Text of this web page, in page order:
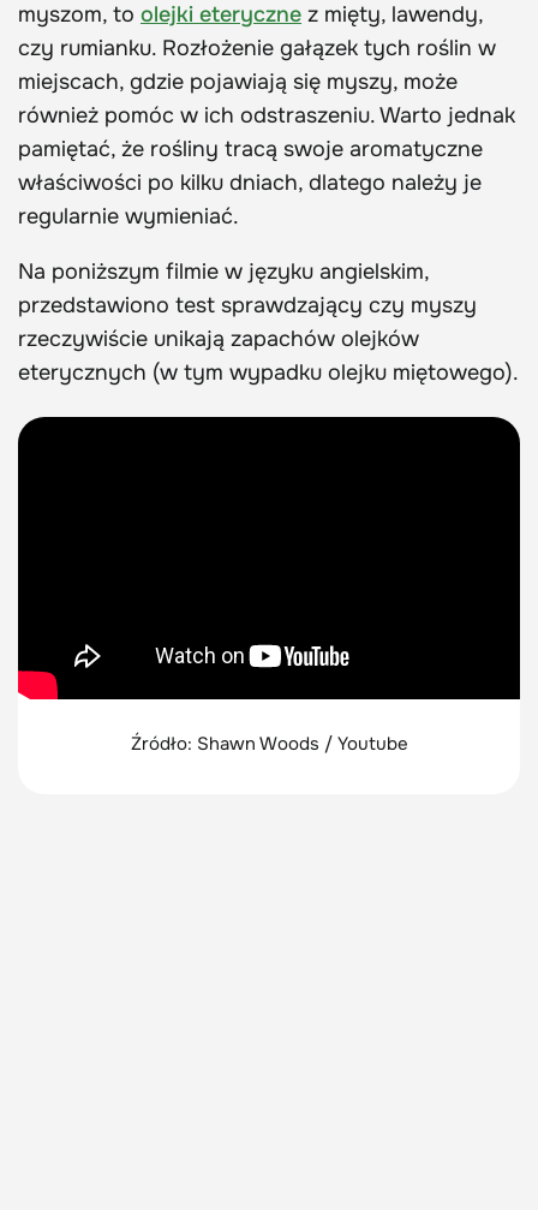
myszom, to olejki eteryczne z mięty, lawendy,
czy rumianku. Rozłożenie gałązek tych roślin w
miejscach, gdzie pojawiają się myszy, może
również pomóc w ich odstraszeniu. Warto jednak
pamiętać, że rośliny tracą swoje aromatyczne
właściwości po kilku dniach, dlatego należy je
regularnie wymieniać.
Na poniższym filmie w języku angielskim,
przedstawiono test sprawdzający czy myszy
rzeczywiście unikają zapachów olejków
eterycznych (w tym wypadku olejku miętowego).
Źródło: Shawn Woods / Youtube